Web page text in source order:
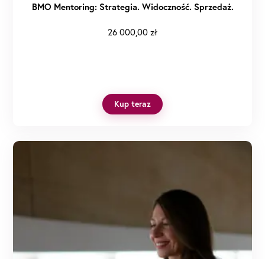
BMO Mentoring: Strategia. Widoczność. Sprzedaż.
26 000,00 zł
Kup teraz